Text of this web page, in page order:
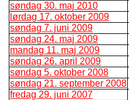
søndag 30. maj 2010
lørdag 17. oktober 2009
søndag 7. juni 2009
søndag 24. maj 2009
mandag 11. maj 2009
søndag 26. april 2009
søndag 5. oktober 2008
søndag 21. september 2008
fredag 29. juni 2007